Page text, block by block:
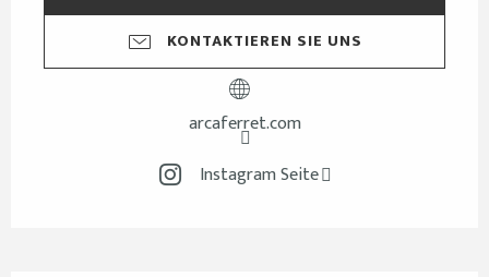
KONTAKTIEREN SIE UNS
arcaferret.com
Instagram Seite